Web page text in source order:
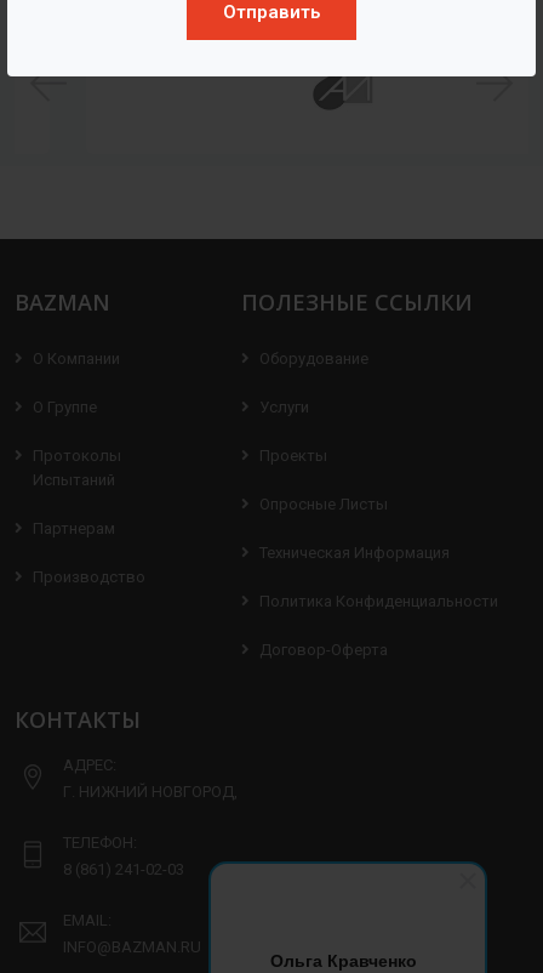
Отправить
Ольга Кравченко
BAZMAN
О Компании
О Группе
Протоколы
Испытаний
Партнерам
Производство
ПОЛЕЗНЫЕ ССЫЛКИ
Оборудование
Услуги
Проекты
Опросные Листы
Техническая Информация
Политика Конфиденциальности
Договор-Оферта
КОНТАКТЫ
АДРЕС:
Г. НИЖНИЙ НОВГОРОД,
ТЕЛЕФОН:
8 (861) 241-02-03
EMAIL:
INFO@BAZMAN.RU